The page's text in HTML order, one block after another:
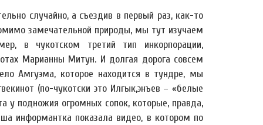
случайно, а съездив в первый раз, как-то
замечательной природы, мы тут изучаем
в чукотском третий тип инкорпорации,
Марианны Митун. И долгая дорога совсем
Амгуэма, которое находится в тундре, мы
(по-чукотски это Илгык,энъев – «белые
у подножия огромных сопок, которые, правда,
информантка показала видео, в котором по